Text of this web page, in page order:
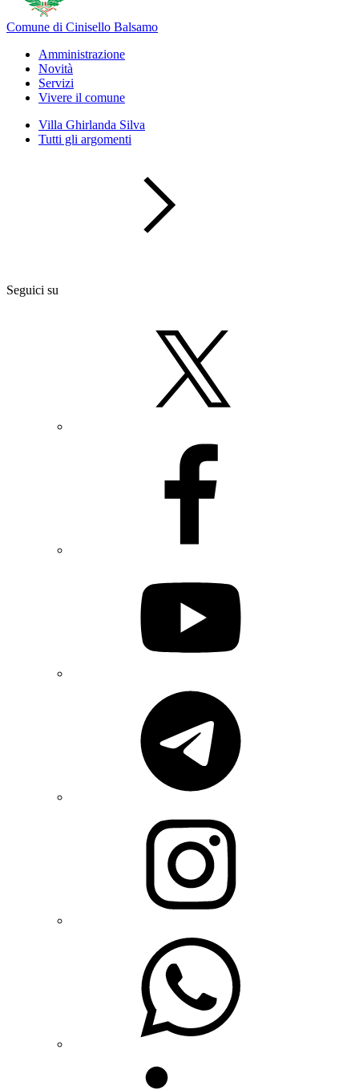
Comune di Cinisello Balsamo
Amministrazione
Novità
Servizi
Vivere il comune
Villa Ghirlanda Silva
Tutti gli argomenti
Seguici su